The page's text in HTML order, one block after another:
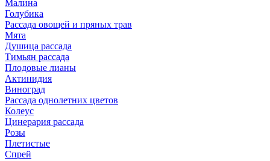
Малина
Голубика
Рассада овощей и пряных трав
Мята
Душица рассада
Тимьян рассада
Плодовые лианы
Актинидия
Виноград
Рассада однолетних цветов
Колеус
Цинерария рассада
Розы
Плетистые
Спрей